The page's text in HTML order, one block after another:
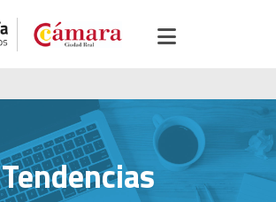
Tendencias